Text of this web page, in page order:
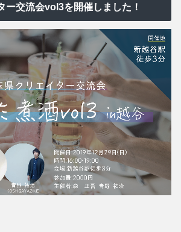
ー交流会vol3を開催しました！